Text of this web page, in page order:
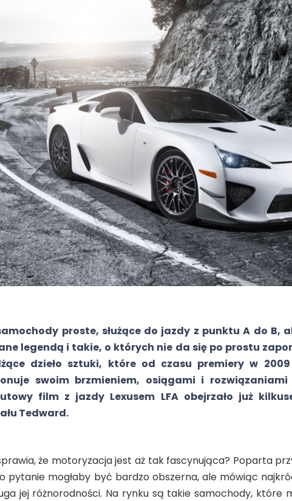
proste, służące do jazdy z punktu A do B,
legendą i takie, o których nie da się po prostu
dzieło sztuki, które od czasu premiery w
swoim brzmieniem, osiągami i rozwiązaniami
film z jazdy Lexusem LFA obejrzało już
Tedward.
że motoryzacja jest aż tak fascynująca? Poparta
pytanie mogłaby być bardzo obszerna, ale mówiąc
jej różnorodności. Na rynku są takie samochody, które